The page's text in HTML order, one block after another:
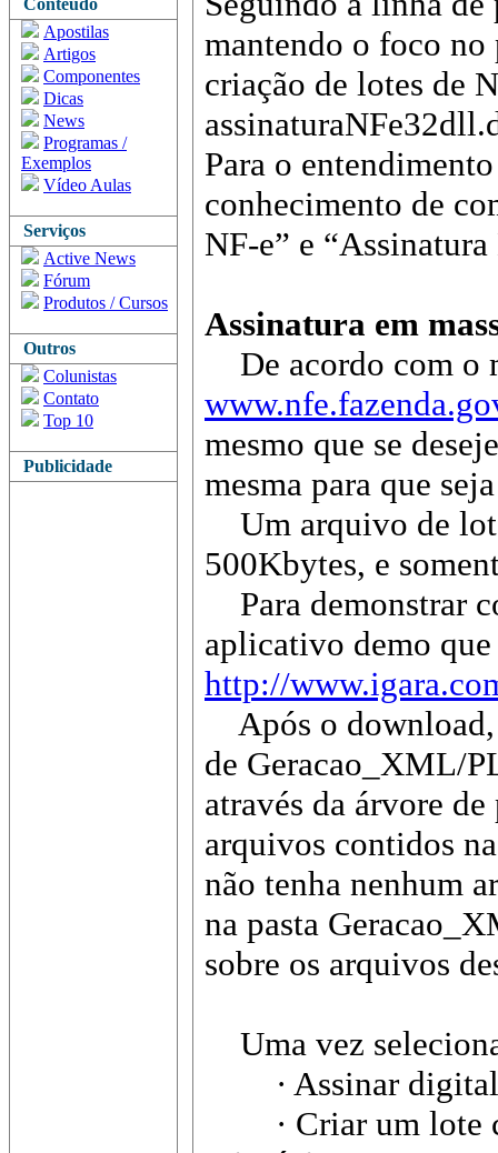
Conteúdo
Apostilas
Artigos
Componentes
Dicas
News
Programas /
Exemplos
Vídeo Aulas
Serviços
Active News
Fórum
Produtos / Cursos
Outros
Colunistas
Contato
Top 10
Publicidade
mantendo o foco no
criação de lotes de
Para o
conhecimento de
NF-e” e
Assinatura em
De acordo com o
mesmo que se
mesma para que
Um arquivo de
500Kbytes, e
Para demonstrar
aplicativo demo
http://
Após o download,
de Geracao_XML/
através da árvore
arquivos contidos
não tenha nenhum
na pasta
sobre os arquivos
Uma vez
· Assinar
· Criar um lote